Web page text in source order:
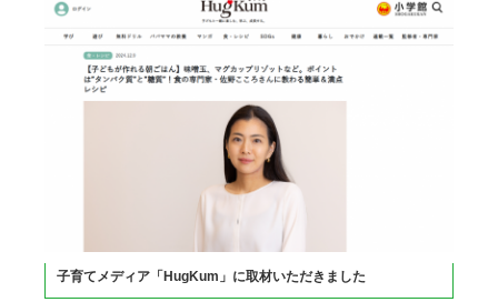
子育てメディア「HugKum」に取材いただきました